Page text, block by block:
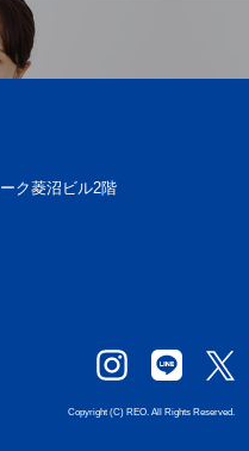
ク菱沼ビル2階
Copyright (C) REO. All Rights Reserved.